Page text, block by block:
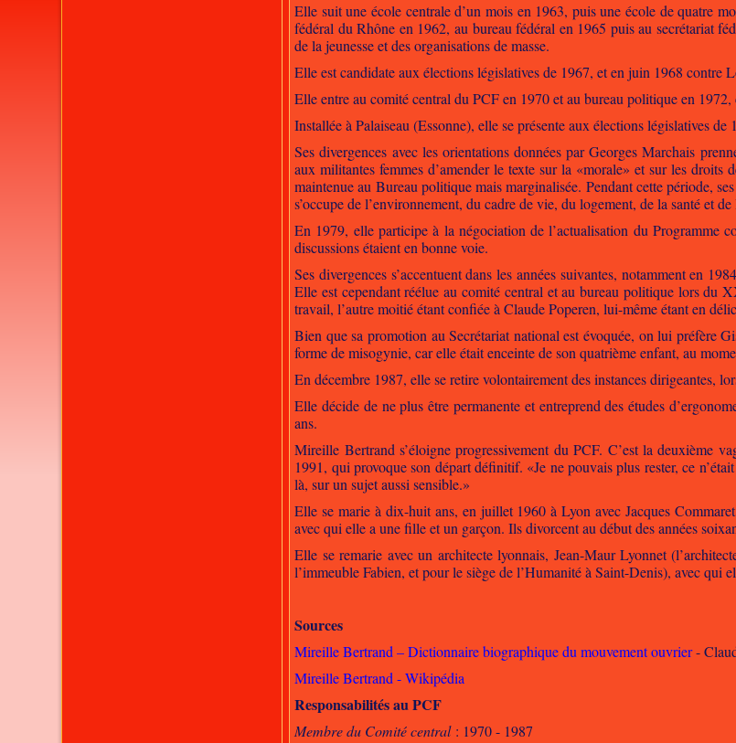
Elle suit une école centrale d’un mois en 1963, puis une école de quatre
fédéral du Rhône en 1962, au bureau fédéral en 1965 puis au secrétariat
de la jeunesse et des organisations de masse.
Elle est candidate aux élections législatives de 1967, et en juin 1968 contre
Elle entre au comité central du PCF en 1970 et au bureau politique en
Installée à Palaiseau (Essonne), elle se présente aux élections législatives de
Ses divergences avec les orientations données par Georges Marchais
aux militantes femmes d’amender le texte sur la «morale» et sur les droits
maintenue au Bureau politique mais marginalisée. Pendant cette période,
s’occupe de l’environnement, du cadre de vie, du logement, de la santé et
En 1979, elle participe à la négociation de l’actualisation du Programme
discussions étaient en bonne voie.
Ses divergences s’accentuent dans les années suivantes, notamment en
Elle est cependant réélue au comité central et au bureau politique lors du
travail, l’autre moitié étant confiée à Claude Poperen, lui-même étant en
Bien que sa promotion au Secrétariat national est évoquée, on lui préfère
forme de misogynie, car elle était enceinte de son quatrième enfant, au
En décembre 1987, elle se retire volontairement des instances dirigeantes,
Elle décide de ne plus être permanente et entreprend des études
ans.
Mireille Bertrand s’éloigne progressivement du PCF. C’est la deuxième
1991, qui provoque son départ définitif. «Je ne pouvais plus rester, ce
là, sur un sujet aussi sensible.»
Elle se marie à dix-huit ans, en juillet 1960 à Lyon avec Jacques
avec qui elle a une fille et un garçon. Ils divorcent au début des années
Elle se remarie avec un architecte lyonnais, Jean-Maur Lyonnet
l’immeuble Fabien, et pour le siège de l’Humanité à Saint-Denis), avec qui
Sources
Mireille Bertrand – Dictionnaire biographique du mouvement ouvrier-
Mireille Bertrand - Wikipédia
Responsabilités au PCF
Membre du Comité central: 1970 - 1987